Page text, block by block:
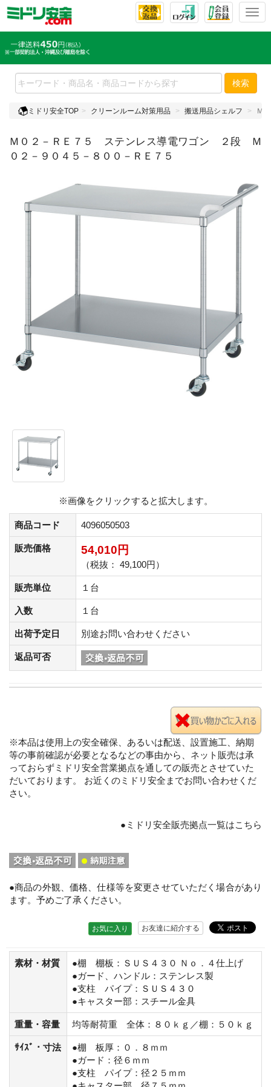
T
l
e
n
g
o
検索
ミドリ安全TOP クリーンルーム対策用品 搬送用品シェルフ Ｍ
Ｍ０２－ＲＥ７５ ステンレス導電ワゴン ２段 Ｍ
０２－９０４５－８００－ＲＥ７５
※画像をクリックすると拡大します。
商品コード 4096050503
販売価格 54,010円
（税抜： 49,100円）
販売単位 １台
入数 １台
出荷予定日 別途お問い合わせください
返品可否
※本品は使用上の安全確保、あるいは配送、設置施工、納期
等の事前確認が必要となるなどの事由から、ネット販売は承
っておらずミドリ安全営業拠点を通しての販売とさせていた
だいております。 お近くのミドリ安全までお問い合わせくだ
さい。
●ミドリ安全販売拠点一覧はこちら
●商品の外観、価格、仕様等を変更させていただく場合があり
ます。予めご了承ください。
お友達に紹介する
お気に入り
素材・材質
●棚 棚板：ＳＵＳ４３０ Ｎｏ．４仕上げ
●ガード、ハンドル：ステンレス製
●支柱 パイプ：ＳＵＳ４３０
●キャスター部：スチール金具
重量・容量 均等耐荷重 全体：８０ｋｇ／棚：５０ｋｇ
ｻｲｽﾞ・寸法
●棚 板厚：０．８ｍｍ
●ガード：径６ｍｍ
●支柱 パイプ：径２５ｍｍ